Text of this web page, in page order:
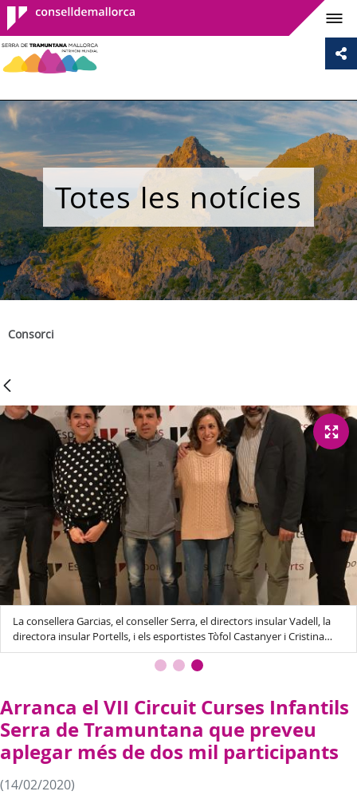
Consell de
Mallorca
Totes les notícies
Consorci
La consellera Garcias, el conseller Serra, el directors insular Vadell, la
directora insular Portells, i els esportistes Tòfol Castanyer i Cristina
Prats.
Arranca el VII Circuit Curses Infantils
Serra de Tramuntana que preveu
aplegar més de dos mil participants
(14/02/2020)